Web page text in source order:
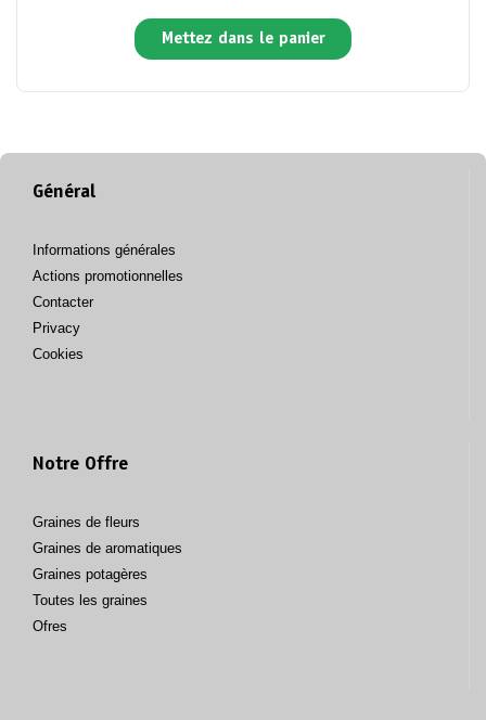
Mettez dans le panier
Général
Informations générales
Actions promotionnelles
Contacter
Privacy
Cookies
Notre Offre
Graines de fleurs
Graines de aromatiques
Graines potagères
Toutes les graines
Ofres